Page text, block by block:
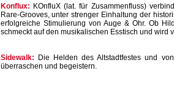
Konflux: KOnfluX (lat. für Zusammenfluss)
Rare-Grooves, unter strenger Einhaltung der
erfolgreiche Stimulierung von Auge & Ohr. Ob
schmeckt auf den musikalischen Esstisch und wird
Sidewalk: Die Helden des Altstadtfestes und
überraschen und begeistern.